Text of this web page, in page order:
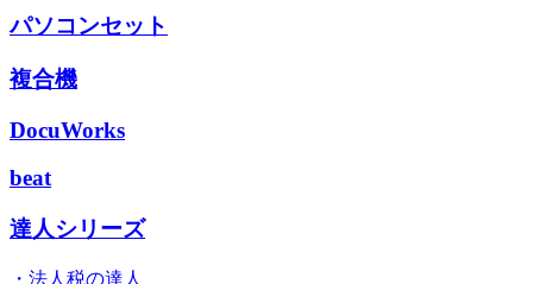
パソコンセット
複合機
DocuWorks
beat
達人シリーズ
・法人税の達人